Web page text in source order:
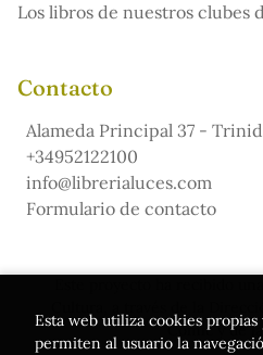
Los libros de nuestros clubes
Contacto
Alameda Principal 37 -
+34952122100
info@librerialuces.com
Formulario de contacto
Cómic y de
Esta web utiliza cookies
permiten al usuario la